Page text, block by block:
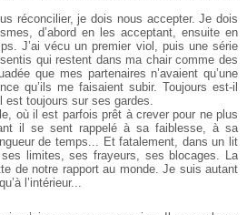
réconcilier, je dois nous accepter. Je dois
d’abord en les acceptant, ensuite en
J’ai vécu un premier viol, puis une série
qui restent dans machair comme des
que mes partenaires n’avaient qu’une
qu’ils me faisaient subir. Toujours est-il
est toujours sur ses gardes.
où il est parfois prêt à creverpour ne plus
il se sent rappelé à sa faiblesse, à sa
de temps... Et fatalement, dans un lit
limites, ses frayeurs, ses blocages. La
de notre rapport au monde. Je suis autant
l’intérieur...